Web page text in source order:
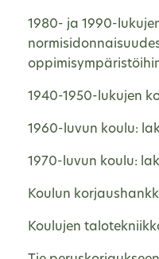
1980- ja 1990-
1940-1950-lukujen
1960-luvun koulu:
1970-luvun koulu:
Koulun
Koulujen